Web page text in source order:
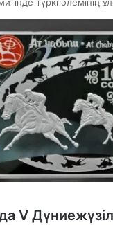
түркі әлемінің
V